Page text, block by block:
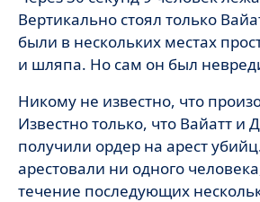
Вертикально стоял только
были в нескольких местах
и шляпа. Но сам он был
Никому не известно, что
Известно только, что Вайатт и
получили ордер на арест
арестовали ни одного
течение последующих